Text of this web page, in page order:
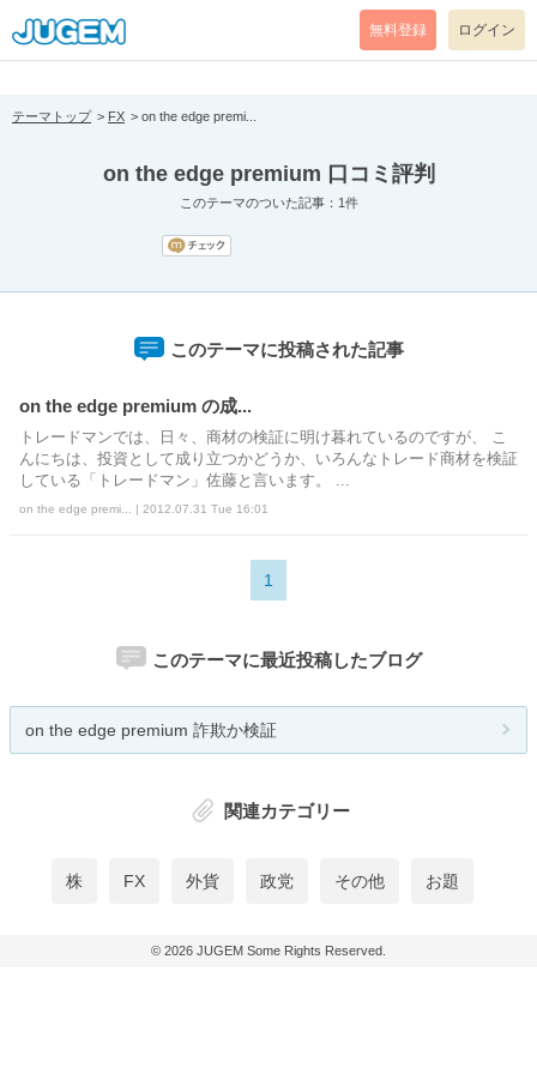
[pear_error: message="Success" code=0 mode=return level=notice
prefix="" info=""]
無料登録 ログイン
テーマトップ FX on the edge premi...
on the edge premium 口コミ評判
このテーマのついた記事：1件
このテーマに投稿された記事
on the edge premium の成...
トレードマンでは、日々、商材の検証に明け暮れているのですが、 こ
んにちは、投資として成り立つかどうか、いろんなトレード商材を検証
している「トレードマン」佐藤と言います。 ...
on the edge premi... | 2012.07.31 Tue 16:01
1
このテーマに最近投稿したブログ
on the edge premium 詐欺か検証
関連カテゴリー
株 FX 外貨 政党 その他 お題
© 2026 JUGEM Some Rights Reserved.